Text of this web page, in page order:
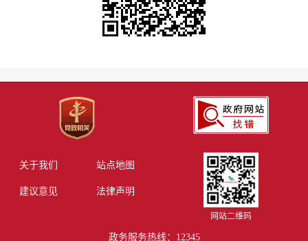
关于我们 站点地图
建议意见 法律声明
网站二维码
政务服务热线：12345